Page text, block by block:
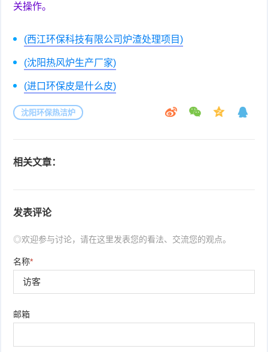
关操作。
(西江环保科技有限公司炉渣处理项目)
(沈阳热风炉生产厂家)
(进口环保皮是什么皮)
沈阳环保热洁炉
相关文章：
发表评论
◎欢迎参与讨论，请在这里发表您的看法、交流您的观点。
名称*
邮箱